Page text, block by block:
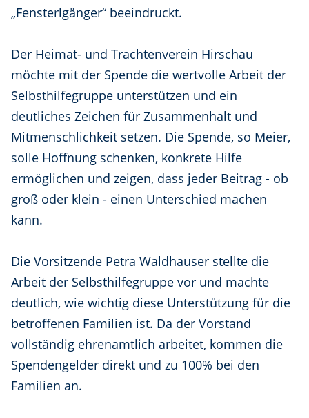
„Fensterlgänger“ beeindruckt.
Der Heimat- und Trachtenverein Hirschau
möchte mit der Spende die wertvolle Arbeit der
Selbsthilfegruppe unterstützen und ein
deutliches Zeichen für Zusammenhalt und
Mitmenschlichkeit setzen. Die Spende, so Meier,
solle Hoffnung schenken, konkrete Hilfe
ermöglichen und zeigen, dass jeder Beitrag - ob
groß oder klein - einen Unterschied machen
kann.
Die Vorsitzende Petra Waldhauser stellte die
Arbeit der Selbsthilfegruppe vor und machte
deutlich, wie wichtig diese Unterstützung für die
betroffenen Familien ist. Da der Vorstand
vollständig ehrenamtlich arbeitet, kommen die
Spendengelder direkt und zu 100% bei den
Familien an.